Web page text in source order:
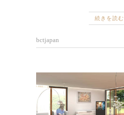
続きを読む
bctjapan